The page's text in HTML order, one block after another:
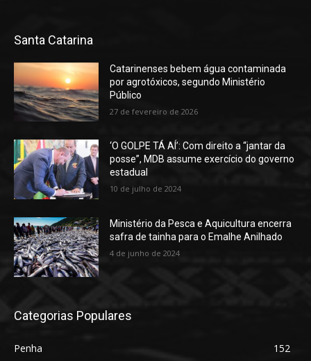
Santa Catarina
Catarinenses bebem água contaminada
por agrotóxicos, segundo Ministério
Público
27 de fevereiro de 2026
‘O GOLPE TÁ AÍ’: Com direito a “jantar da
posse”, MDB assume exercício do governo
estadual
10 de julho de 2024
Ministério da Pesca e Aquicultura encerra
safra de tainha para o Emalhe Anilhado
4 de junho de 2024
Categorias Populares
Penha
152